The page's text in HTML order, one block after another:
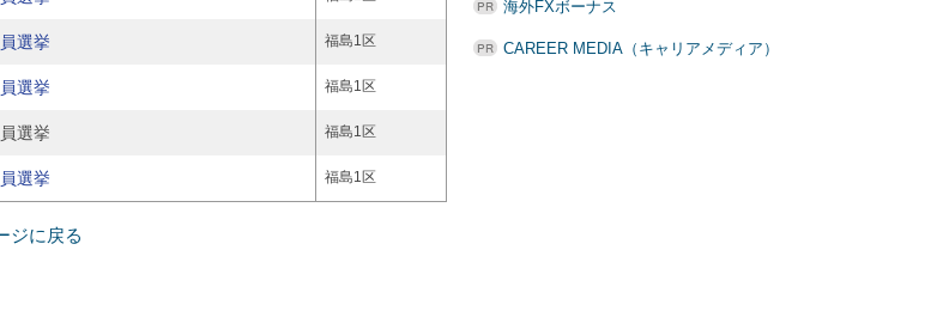
選挙 福島1区
選挙 福島1区
選挙 福島1区
選挙 福島1区
ジに戻る
海外FXボーナス
CAREER MEDIA（キャリアメディア）